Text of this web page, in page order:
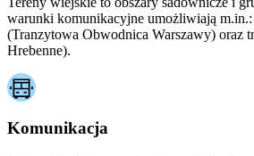
warunki komunikacyjne umożliwiają
(Tranzytowa Obwodnica Warszawy) oraz
Hrebenne).
Komunikacja